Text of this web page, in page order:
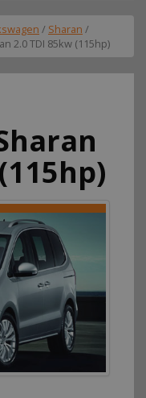
/ Sharan /
2.0 TDI 85kw (115hp)